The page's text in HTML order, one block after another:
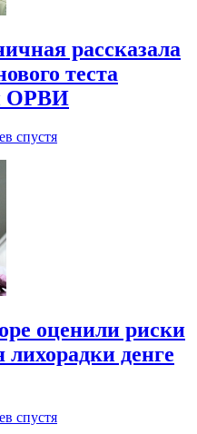
рассказала
теста
ОРВИ
спустя
оценили риски
лихорадки денге
спустя